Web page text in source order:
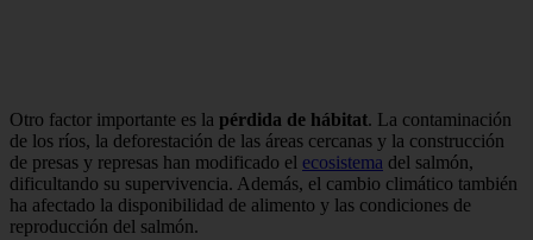
Otro factor importante es la pérdida de hábitat. La contaminación
de los ríos, la deforestación de las áreas cercanas y la construcción
de presas y represas han modificado el ecosistema del salmón,
dificultando su supervivencia. Además, el cambio climático también
ha afectado la disponibilidad de alimento y las condiciones de
reproducción del salmón.